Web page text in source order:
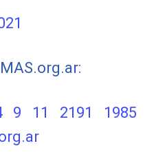
:
9 11 2191 1985